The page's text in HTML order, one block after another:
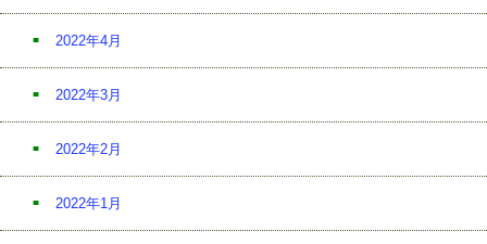
2022年4月
2022年3月
2022年2月
2022年1月